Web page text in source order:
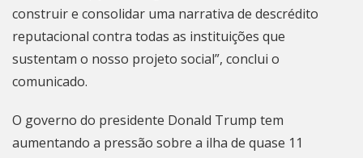
construir e consolidar uma narrativa de descrédito
reputacional contra todas as instituições que
sustentam o nosso projeto social”, conclui o
comunicado.
O governo do presidente Donald Trump tem
aumentando a pressão sobre a ilha de quase 11